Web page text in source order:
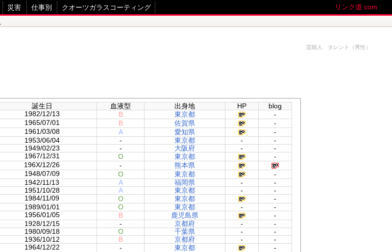
芸能人、タレント（男性）
災害 仕事別 クオーツガラスコーティング
リンク道.com
誕生日 血液型 出身地 HP
blog
1982/12/13 B 東京都
-
1965/07/01 B 佐賀県
-
1961/03/08 A 愛知県
-
1953/06/04 - 東京都 -
-
1949/02/23 - 大阪府 -
-
1967/12/31 O 東京都
-
196X/12/26 -
熊本県
1948/07/09 O 東京都
-
1942/11/13 A 福岡県 -
-
1951/10/28 A 東京都 -
-
1984/11/09 O 東京都
-
1989/01/01 O 東京都 -
-
1956/01/05 B 鹿児島県
-
1928/12/15 - 京都府 -
-
1980/09/18 O 千葉県 -
-
1936/10/12 B 京都府 -
-
1964/12/22 - 東京都
-